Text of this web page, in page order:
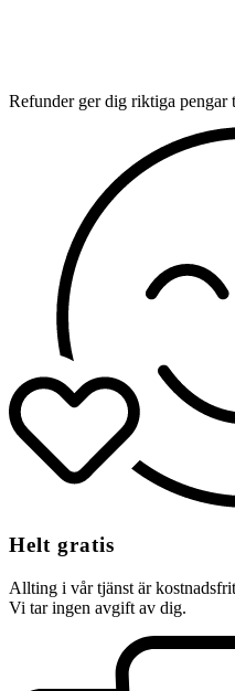
Refunder ger dig riktiga
Helt gratis
Allting i vår tjänst är
Vi tar ingen avgift av dig.